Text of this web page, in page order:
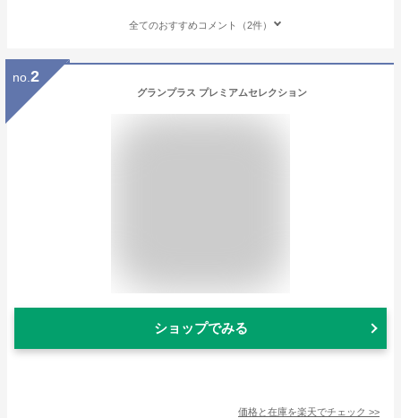
全てのおすすめコメント（2件）
no. 2
グランプラス プレミアムセレクション
ショップでみる
価格と在庫を楽天でチェック >>